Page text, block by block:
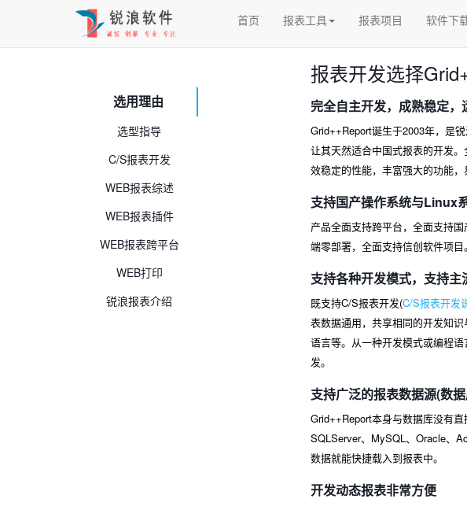
首页 报表工具 报表项目 软件下
选用理由
选型指导
C/S报表开发
WEB报表综述
WEB报表插件
WEB报表跨平台
WEB打印
锐浪报表介绍
报表开发选择
完全自主开发，成熟稳定
Grid++Report诞生于2003年，是
让其天然适合中国式报表的开发
效稳定的性能，丰富强大的功能，
支持国产操作系统与Linux
产品全面支持跨平台，全面支持
端零部署，全面支持信创软件项目。
支持各种开发模式，支持
既支持C/S报表开发(C/S报表开发
表数据通用，共享相同的开发知
语言等。从一种开发模式或编程
发。
支持广泛的报表数据源(数
Grid++Report本身与数据库没有
SQLServer、MySQL、Oracle、
数据就能快捷载入到报表中。
开发动态报表非常方便